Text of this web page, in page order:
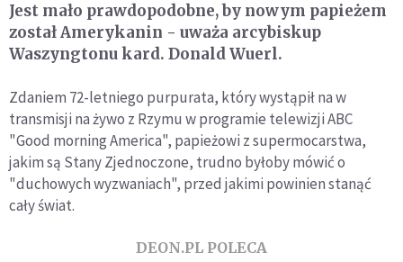
Jest mało prawdopodobne, by nowym papieżem
został Amerykanin - uważa arcybiskup
Waszyngtonu kard. Donald Wuerl.
Zdaniem 72-letniego purpurata, który wystąpił na w
transmisji na żywo z Rzymu w programie telewizji ABC
"Good morning America", papieżowi z supermocarstwa,
jakim są Stany Zjednoczone, trudno byłoby mówić o
"duchowych wyzwaniach", przed jakimi powinien stanąć
cały świat.
DEON.PL POLECA